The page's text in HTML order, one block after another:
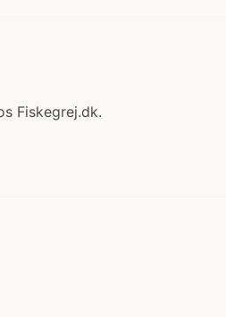
Fiskegrej.dk.